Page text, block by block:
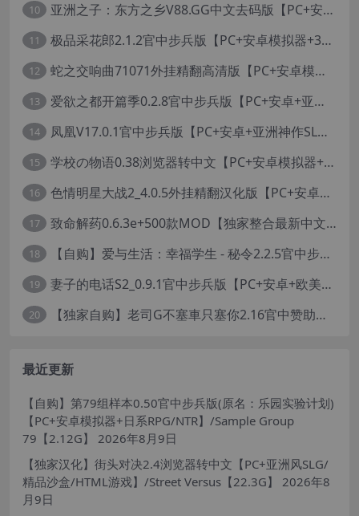
10 亚洲之子：东方之乡V88.GG中文去码版【PC+安卓模拟器+亚洲风QSP/真人SLG/更新/MOD整合版/作者版】/SOA就是个混蛋/【93G】
11 极品采花郎2.1.2官中步兵版【PC+安卓模拟器+3D互动SLG/亚洲/国风+金手指+真全CG存档】/Romantic Escapades【8.3G】
12 蛇之交响曲71071外挂精翻高清版【PC+安卓模拟器+神作RPG+全CG存档+作弊器】/纳迪亚四部曲之四/Symphony of the Serpent【11.3G】
13 爱欲之都开篇季0.2.8官中步兵版【PC+安卓+亚洲神作SLG+画廊全开】/City Lights Love Bites Season 0【21.7G】
14 凤凰V17.0.1官中步兵版【PC+安卓+亚洲神作SLG+高级赞助版+画廊全开】/Phoenixes【6.5G】
15 学校の物语0.38浏览器转中文【PC+安卓模拟器+亚洲风HTML/精品真人沙盒+存档】/学校物语/Gakko No Monogatari - School Story【37G】
16 色情明星大战2_4.0.5外挂精翻汉化版【PC+安卓模拟器+真人卡牌SLG/无码+作弊】/Pornstar Battle II【8.58G】
17 致命解药0.6.3e+500款MOD【独家整合最新中文MOD管理器+在线下载N网全部MOD】/The Killing Antidote Ver0.6.3d MOD Ver2026.2.4
18 【自购】爱与生活：幸福学生 - 秘令2.2.5官中步兵版【PC+安卓模拟器+日系养成SLG+全CG存档】/Love n Life: Happy Student【7.5G】
19 妻子的电话S2_0.9.1官中步兵版【PC+安卓+欧美真人SLG/NTR】/A Wife’s Phone S2【18.1G】
20 【独家自购】老司G不塞車只塞你2.16官中赞助版【PC+安卓模拟器+神作SLG/步兵+全CG存档】/Ride Me, Taxi Driver【3.76G】【会员专享】
最近更新
【自购】第79组样本0.50官中步兵版(原名：乐园实验计划)
【PC+安卓模拟器+日系RPG/NTR】/Sample Group
79【2.12G】
2026年8月9日
【独家汉化】街头对决2.4浏览器转中文【PC+亚洲风SLG/
精品沙盒/HTML游戏】/Street Versus【22.3G】
2026年8
月9日